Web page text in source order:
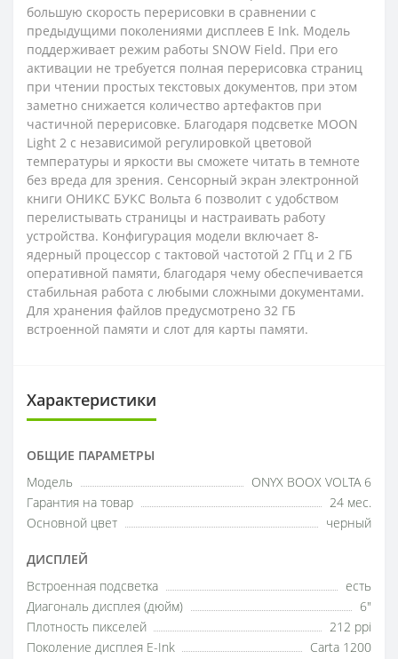
большую скорость перерисовки в сравнении с
предыдущими поколениями дисплеев E Ink. Модель
поддерживает режим работы SNOW Field. При его
активации не требуется полная перерисовка страниц
при чтении простых текстовых документов, при этом
заметно снижается количество артефактов при
частичной перерисовке. Благодаря подсветке MOON
Light 2 с независимой регулировкой цветовой
температуры и яркости вы сможете читать в темноте
без вреда для зрения. Сенсорный экран электронной
книги ОНИКС БУКС Вольта 6 позволит с удобством
перелистывать страницы и настраивать работу
устройства. Конфигурация модели включает 8-
ядерный процессор с тактовой частотой 2 ГГц и 2 ГБ
оперативной памяти, благодаря чему обеспечивается
стабильная работа с любыми сложными документами.
Для хранения файлов предусмотрено 32 ГБ
встроенной памяти и слот для карты памяти.
Характеристики
ОБЩИЕ ПАРАМЕТРЫ
Модель
ONYX BOOX VOLTA 6
Гарантия на товар
24 мес.
Основной цвет
черный
ДИСПЛЕЙ
Встроенная подсветка
есть
Диагональ дисплея (дюйм)
6"
Плотность пикселей
212 ppi
Поколение дисплея E-Ink
Carta 1200